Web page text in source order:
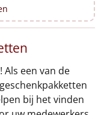
een van de
bij het vinden